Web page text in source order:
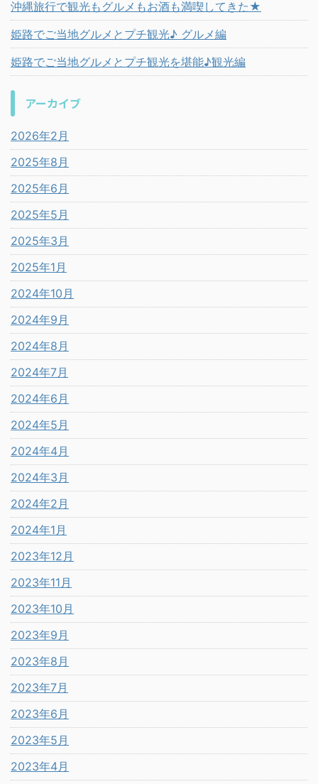
沖縄旅行で観光もグルメもお酒も満喫してきた★
姫路でご当地グルメとプチ観光♪ グルメ編
姫路でご当地グルメとプチ観光を堪能♪観光編
アーカイブ
2026年2月
2025年8月
2025年6月
2025年5月
2025年3月
2025年1月
2024年10月
2024年9月
2024年8月
2024年7月
2024年6月
2024年5月
2024年4月
2024年3月
2024年2月
2024年1月
2023年12月
2023年11月
2023年10月
2023年9月
2023年8月
2023年7月
2023年6月
2023年5月
2023年4月